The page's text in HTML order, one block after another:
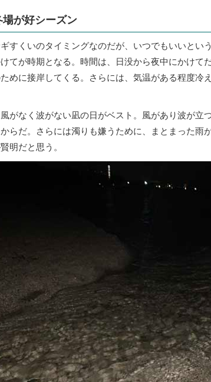
場が好シーズン
すくいのタイミングなのだが、いつでもいいとい
てが時期となる。時間は、日没から夜中にかけて
めに接岸してくる。さらには、気温がある程度冷
がなく波がない凪の日がベスト。風があり波が立
らだ。さらには濁りも嫌うために、まとまった雨
明だと思う。